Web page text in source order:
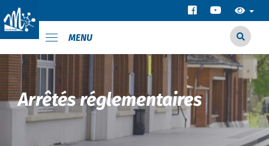
MENU
Arrêtés réglementaires